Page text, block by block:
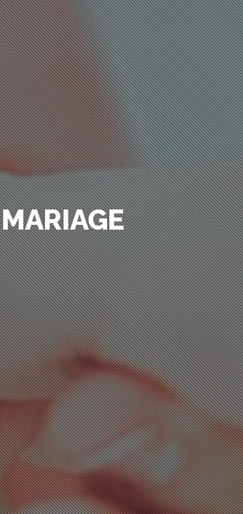
MARIAGE